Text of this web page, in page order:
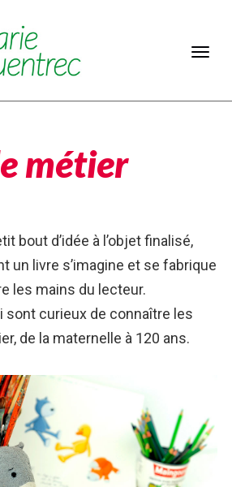
métier
bout d’idée à l’objet finalisé,
un livre s’imagine et se fabrique
les mains du lecteur.
sont curieux de connaître les
de la maternelle à 120 ans.